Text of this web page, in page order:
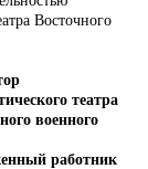
Восточного
театра
военного
работник